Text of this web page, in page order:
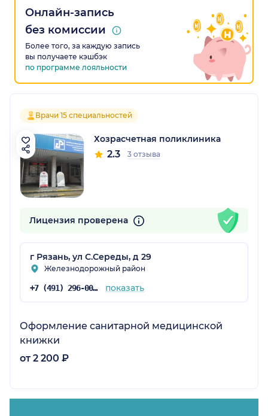
Онлайн-запись
без комиссии
Более того, за каждую запись
вы получаете кэшбэк
по программе лояльности
Врачи 15 специальностей
Хозрасчетная поликлиника
2.3 3 отзыва
Лицензия проверена
г Рязань, ул С.Середы, д 29
Железнодорожный район
+7 (491) 296-00-92 показать
Оформление санитарной медицинской
книжки
от 2 200 ₽